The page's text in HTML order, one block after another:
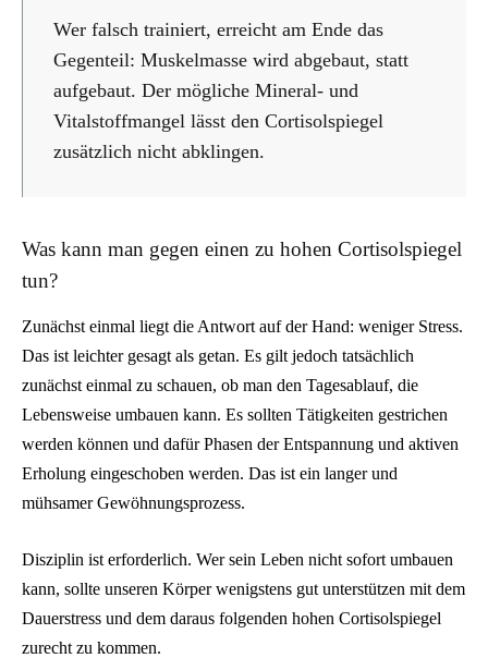
Wer falsch trainiert, erreicht am Ende das
Gegenteil: Muskelmasse wird abgebaut, statt
aufgebaut. Der mögliche Mineral- und
Vitalstoffmangel lässt den Cortisolspiegel
zusätzlich nicht abklingen.
Was kann man gegen einen zu hohen Cortisolspiegel
tun?
Zunächst einmal liegt die Antwort auf der Hand: weniger Stress.
Das ist leichter gesagt als getan. Es gilt jedoch tatsächlich
zunächst einmal zu schauen, ob man den Tagesablauf, die
Lebensweise umbauen kann. Es sollten Tätigkeiten gestrichen
werden können und dafür Phasen der Entspannung und aktiven
Erholung eingeschoben werden. Das ist ein langer und
mühsamer Gewöhnungsprozess.
Disziplin ist erforderlich. Wer sein Leben nicht sofort umbauen
kann, sollte unseren Körper wenigstens gut unterstützen mit dem
Dauerstress und dem daraus folgenden hohen Cortisolspiegel
zurecht zu kommen.